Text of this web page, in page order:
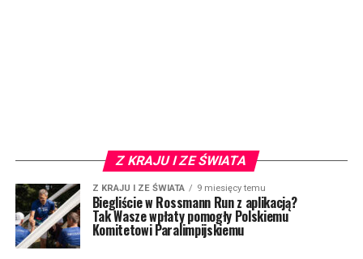
Z KRAJU I ZE ŚWIATA
Z KRAJU I ZE ŚWIATA 9 miesięcy temu
Biegliście w Rossmann Run z aplikacją?
Tak Wasze wpłaty pomogły Polskiemu
Komitetowi Paralimpijskiemu